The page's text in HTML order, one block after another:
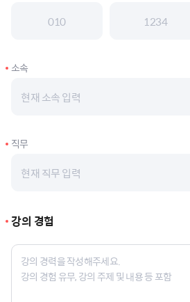
소속
직무
강의 경험